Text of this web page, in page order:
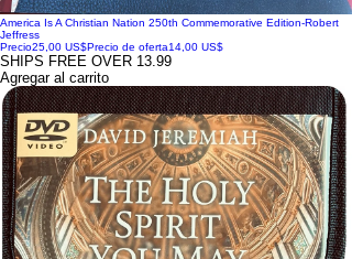
America Is A Christian Nation 250th Commemorative Edition-Robert
Jeffress
Precio25,00 US$Precio de oferta14,00 US$
SHIPS FREE OVER 13.99
Agregar al carrito